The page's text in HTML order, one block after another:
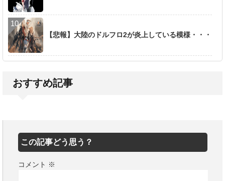
【悲報】大陸のドルフロ2が炎上している模様・・・
おすすめ記事
この記事どう思う？
コメント ※